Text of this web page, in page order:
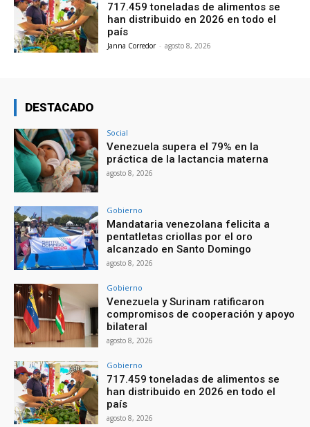
717.459 toneladas de alimentos se
han distribuido en 2026 en todo el
país
Janna Corredor - agosto 8, 2026
DESTACADO
Social
Venezuela supera el 79% en la
práctica de la lactancia materna
agosto 8, 2026
Gobierno
Mandataria venezolana felicita a
pentatletas criollas por el oro
alcanzado en Santo Domingo
agosto 8, 2026
Gobierno
Venezuela y Surinam ratificaron
compromisos de cooperación y apoyo
bilateral
agosto 8, 2026
Gobierno
717.459 toneladas de alimentos se
han distribuido en 2026 en todo el
país
agosto 8, 2026